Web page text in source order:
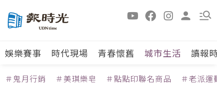
娛樂賽事 時代現場 青春懷舊 城市生活 讀報
＃鬼月行銷 ＃美琪樂皂 ＃點點印聯名商品 ＃老派運